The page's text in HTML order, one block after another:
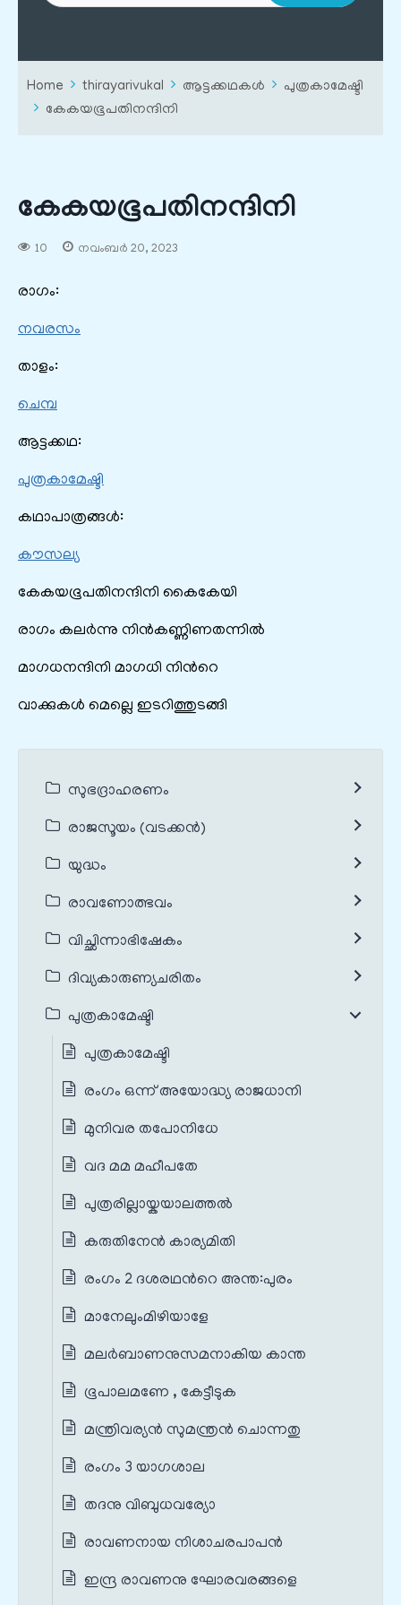
Home thirayarivukal ആട്ടക്കഥകൾ
പുത്രകാമേഷ്ടി
കേകയഭൂപതിനന്ദിനി
കേകയഭൂപതിനന്ദിനി
10 നവംബർ 20, 2023
രാഗം:
നവരസം
താളം:
ചെമ്പ
ആട്ടക്കഥ:
പുത്രകാമേഷ്ടി
കഥാപാത്രങ്ങൾ:
കൗസല്യ
കേകയഭൂപതിനന്ദിനി കൈകേയി
രാഗം കലർന്നു നിന്‍കണ്ണിണതന്നിൽ
മാഗധനന്ദിനി മാഗധി നിന്‍റെ
വാക്കുകൾ മെല്ലെ ഇടറിത്തുടങ്ങി
സുഭദ്രാഹരണം
രാജസൂയം (വടക്കൻ)
യുദ്ധം
രാവണോത്ഭവം
വിച്ഛിന്നാഭിഷേകം
ദിവ്യകാരുണ്യചരിതം
പുത്രകാമേഷ്ടി
പുത്രകാമേഷ്ടി
രംഗം ഒന്ന് അയോദ്ധ്യ രാജധാനി
മുനിവര തപോനിധേ
വദ മമ മഹീപതേ
പുത്രരില്ലായ്കയാലത്തൽ
കരുതിനേൻ കാര്യമിതി
രംഗം 2 ദശരഥന്‍റെ അന്ത:പുരം
മാനേലുംമിഴിയാളേ
മലർബാണനുസമനാകിയ കാന്ത
ഭൂപാലമണേ , കേട്ടീടുക
മന്ത്രിവര്യൻ‍ സുമന്ത്രൻ‍ ചൊന്നതു
രംഗം 3 യാഗശാല
തദനു വിബുധവര്യോ
രാവണനായ നിശാചരപാപൻ
ഇന്ദ്ര രാവണനു ഘോരവരങ്ങളെ